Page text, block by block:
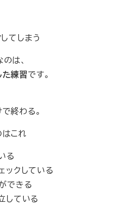
てしまう
は、
練習です。
終わる。
これ
る
ックしている
できる
している